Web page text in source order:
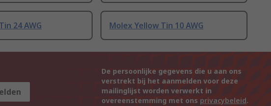
24 AWG Molex Yellow Tin 10 AWG
De persoonlijke gegevens die u aan ons
verstrekt bij het aanmelden voor deze
mailinglijst worden verwerkt in
overeenstemming met ons privacybeleid.